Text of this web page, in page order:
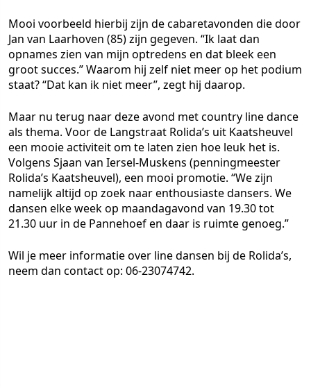
Mooi voorbeeld hierbij zijn de cabaretavonden die door
Jan van Laarhoven (85) zijn gegeven. “Ik laat dan
opnames zien van mijn optredens en dat bleek een
groot succes.” Waarom hij zelf niet meer op het podium
staat? “Dat kan ik niet meer”, zegt hij daarop.
Maar nu terug naar deze avond met country line dance
als thema. Voor de Langstraat Rolida’s uit Kaatsheuvel
een mooie activiteit om te laten zien hoe leuk het is.
Volgens Sjaan van Iersel-Muskens (penningmeester
Rolida’s Kaatsheuvel), een mooi promotie. “We zijn
namelijk altijd op zoek naar enthousiaste dansers. We
dansen elke week op maandagavond van 19.30 tot
21.30 uur in de Pannehoef en daar is ruimte genoeg.”
Wil je meer informatie over line dansen bij de Rolida’s,
neem dan contact op: 06-23074742.